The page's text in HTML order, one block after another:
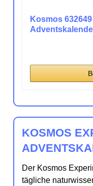
Kosmos
KOSMOS
Der Kosmos
tägliche